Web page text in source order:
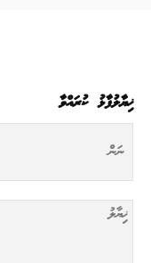
ޚިޔާލުފާޅު ކުރައްވާ